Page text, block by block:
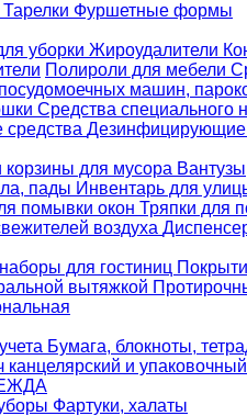
Тарелки Фуршетные формы
уборки Жироудалители
Полироли для мебели
машин,
Cредства специального
Дезинфицирующие
корзины для мусора
пады Инвентарь для
помывки окон Тряпки для
воздуха
для гостиниц
вытяжкой
Бумага, блокноты,
канцелярский и упаковочный
Фартуки, халаты